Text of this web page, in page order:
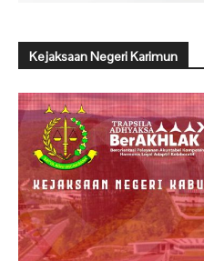
Kejaksaan Negeri Karimun